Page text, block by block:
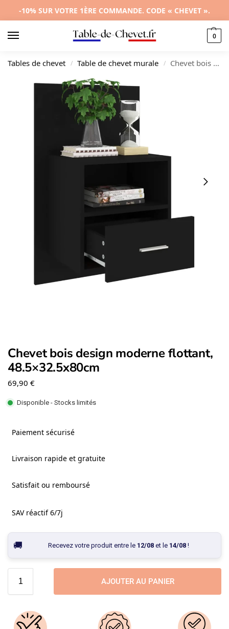
-10% SUR VOTRE 1ÈRE COMMANDE. CODE « CHEVET ».
0
Tables de chevet / Table de chevet murale / Chevet bois design moderne flottant, 48.5×32.5x80cm
Chevet bois design moderne flottant,
48.5×32.5x80cm
69,90 €
Disponible - Stocks limités
Paiement sécurisé
Livraison rapide et gratuite
Satisfait ou remboursé
SAV réactif 6/7j
Recevez votre produit entre le 12/08et le 14/08!
AJOUTER AU PANIER